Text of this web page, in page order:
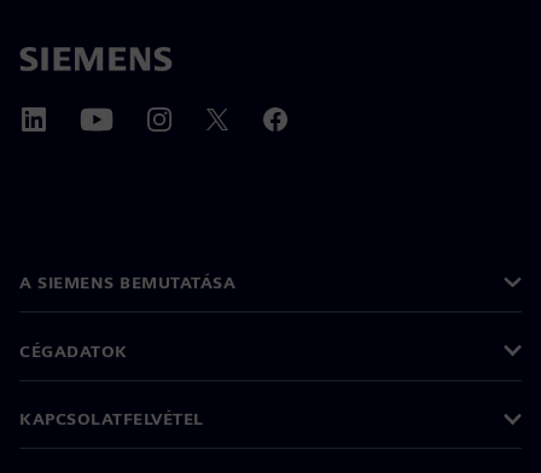
A SIEMENS BEMUTATÁSA
CÉGADATOK
KAPCSOLATFELVÉTEL